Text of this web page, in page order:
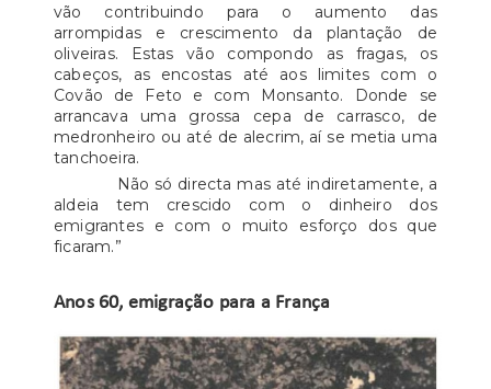
vão contribuindo para o aumento das
arrompidas e crescimento da plantação de
oliveiras. Estas vão compondo as fragas, os
cabeços, as encostas até aos limites com o
Covão de Feto e com Monsanto. Donde se
arrancava uma grossa cepa de carrasco, de
medronheiro ou até de alecrim, aí se metia uma
tanchoeira.
Não só directa mas até indiretamente, a
aldeia tem crescido com o dinheiro dos
emigrantes e com o muito esforço dos que
ficaram.”
Anos 60, emigração para a França